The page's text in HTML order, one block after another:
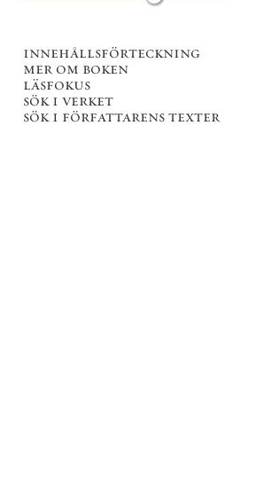
innehållsförteckning
mer om boken
läsfokus
sök i verket
sök i författarens texter